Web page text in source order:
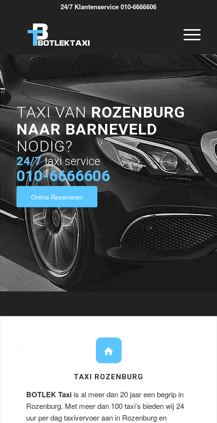
24/7 Klantenservice 010-6666606
TAXI VANROZENBURG
NAAR BARNEVELD
NODIG?
24/7 taxi service
010-6666606
Online Reserveren
TAXI ROZENBURG
BOTLEK Taxi is al meer dan 20 jaar een begrip in
Rozenburg. Met meer dan 100 taxi’s bieden wij 24
uur per dag taxivervoer aan in Rozenburg en